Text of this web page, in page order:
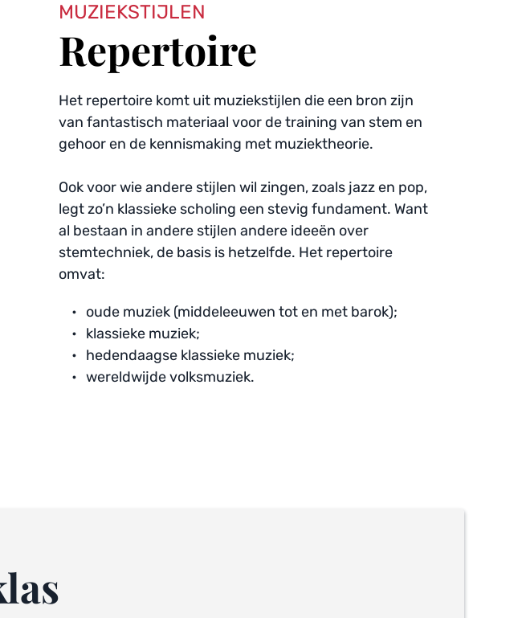
MUZIEKSTIJLEN
Repertoire
Het repertoire komt uit muziekstijlen die een bron zijn
van fantastisch materiaal voor de training van stem en
gehoor en de kennismaking met muziektheorie.
Ook voor wie andere stijlen wil zingen, zoals jazz en pop,
legt zo’n klassieke scholing een stevig fundament. Want
al bestaan in andere stijlen andere ideeën over
stemtechniek, de basis is hetzelfde. Het repertoire
omvat:
oude muziek (middeleeuwen tot en met barok);
klassieke muziek;
hedendaagse klassieke muziek;
wereldwijde volksmuziek.